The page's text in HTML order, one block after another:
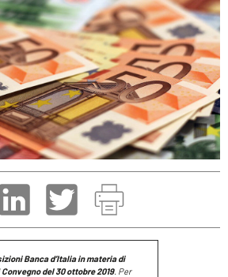
Banca d’Italiain materia di
Convegno del 30 ottobre 2019. Per